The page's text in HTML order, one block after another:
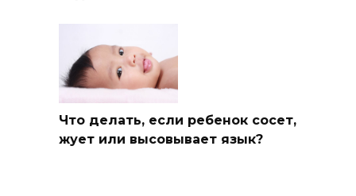
Что делать, если ребенок сосет,
жует или высовывает язык?